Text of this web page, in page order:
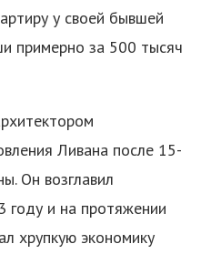
у своей бывшей
примерно за 500 тысяч
Ливана после 15-
Он возглавил
году и на протяжении
хрупкую экономику